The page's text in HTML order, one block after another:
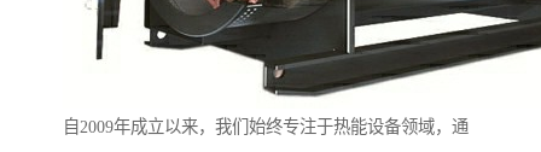
自2009年成立以来，我们始终专注于热能设备领域，通